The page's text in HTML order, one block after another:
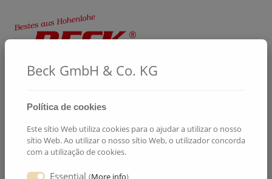
Produtos
Página inicial Produtos
Beck GmbH & Co. KG
Política de cookies
Este sítio Web utiliza cookies para o ajudar a utilizar o nosso
sítio Web. Ao utilizar o nosso sítio Web, o utilizador concorda
com a utilização de cookies.
Essential (More info)